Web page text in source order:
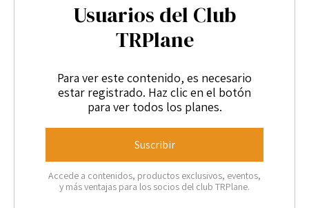
Usuarios del Club
TRPlane
Para ver este contenido, es necesario
estar registrado. Haz clic en el botón
para ver todos los planes.
Suscribir
Accede a contenidos, productos exclusivos, eventos,
y más ventajas para los socios del club TRPlane.